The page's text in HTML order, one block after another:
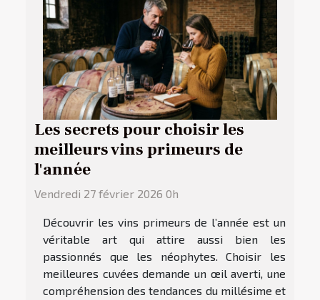
Les secrets pour choisir les
meilleurs vins primeurs de
l'année
Vendredi 27 février 2026 0h
Découvrir les vins primeurs de l’année est un
véritable art qui attire aussi bien les
passionnés que les néophytes. Choisir les
meilleures cuvées demande un œil averti, une
compréhension des tendances du millésime et